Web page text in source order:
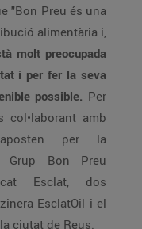
"Bon Preu és una
alimentària i,
molt preocupada
i per fer la seva
possible. Per
amb
per la
Grup Bon Preu
Esclat, dos
EsclatOil i el
ciutat de Reus.